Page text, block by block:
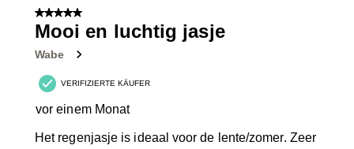
von
Bewertungen.
5 von 5 Sternen.
Mooi en luchtig jasje
Wabe
VERIFIZIERTE KÄUFER
vor einem Monat
Het regenjasje is ideaal voor de lente/zomer. Zeer